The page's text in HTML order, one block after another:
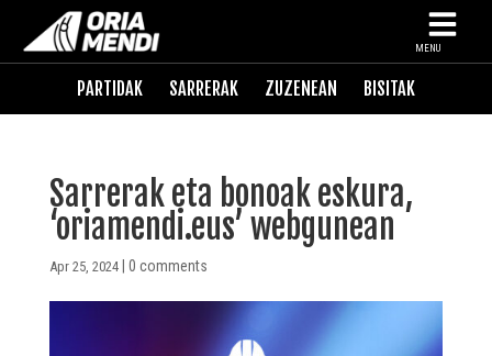
MENU
PARTIDAK SARRERAK ZUZENEAN BISITAK
Sarrerak eta bonoak eskura,
‘oriamendi.eus’ webgunean
Apr 25, 2024| 0 comments